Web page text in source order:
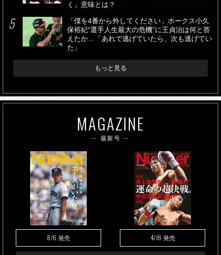
く」意味とは？
「僕を4番から外してください」ホークス小久
保裕紀“選手人生最大の危機”に王貞治は何と答
えたか…「あれで逃げていたら、次も逃げてい
た」
もっと見る
MAGAZINE
最新号
8/6 発売 4/16 発売